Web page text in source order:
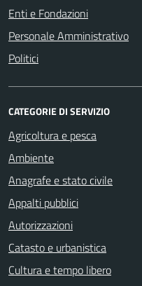
Enti e Fondazioni
Personale Amministrativo
Politici
CATEGORIE DI SERVIZIO
Agricoltura e pesca
Ambiente
Anagrafe e stato civile
Appalti pubblici
Autorizzazioni
Catasto e urbanistica
Cultura e tempo libero